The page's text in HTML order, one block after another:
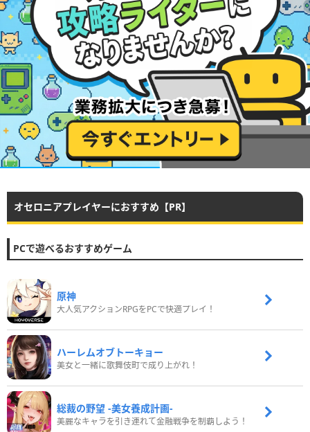
オセロニアプレイヤーにおすすめ【PR】
PCで遊べるおすすめゲーム
原神
大人気アクションRPGをPCで快適プレイ！
ハーレムオブトーキョー
美女と一緒に歌舞伎町で成り上がれ！
総裁の野望 -美女養成計画-
美麗なキャラを引き連れて金融戦争を制覇しよう！